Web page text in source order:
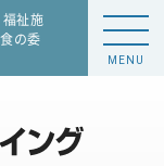
祉施
の委
MENU